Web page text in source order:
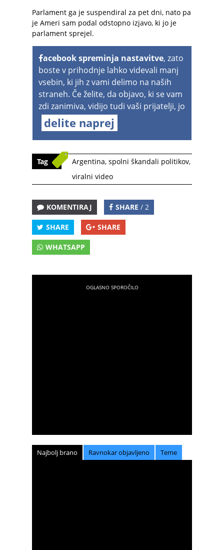
Parlament ga je suspendiral za pet dni, nato pa
je Ameri sam podal odstopno izjavo, ki jo je
parlament sprejel.
acebook spreminja nastavitve, zato
boste v prihodnje lahko videvali manj
vsebin, ki jih z vami delimo na naših
straneh. Če želite, da objavo, ki se vam
zdi zanimiva, vidijo tudi vaši prijatelji, jo
delite naprej
Tag Argentina, spolni škandali politikov,
viralni video
KOMENTIRAJ SHARE / 2
SHARE SHARE
WHATSAPP
Najbolj brano Ravnokar objavljeno Teme